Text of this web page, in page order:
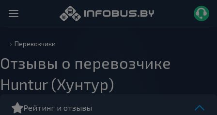
Перевозчики
Отзывы о перевозчике
Huntur (Хунтур)
Рейтинг и отзывы